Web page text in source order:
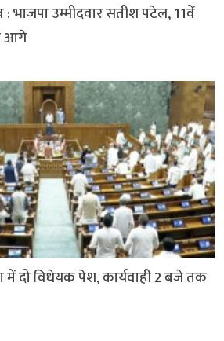
भाजपा उम्मीदवार सतीश पटेल, 11वें
आगे
दो विधेयक पेश, कार्यवाही 2 बजे तक